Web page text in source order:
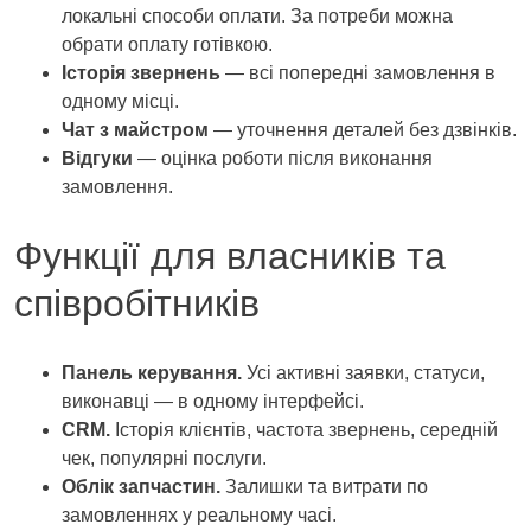
локальні способи оплати. За потреби можна
обрати оплату готівкою.
Історія звернень — всі попередні замовлення в
одному місці.
Чат з майстром — уточнення деталей без дзвінків.
Відгуки — оцінка роботи після виконання
замовлення.
Функції для власників та
співробітників
Панель керування. Усі активні заявки, статуси,
виконавці — в одному інтерфейсі.
CRM. Історія клієнтів, частота звернень, середній
чек, популярні послуги.
Облік запчастин. Залишки та витрати по
замовленнях у реальному часі.